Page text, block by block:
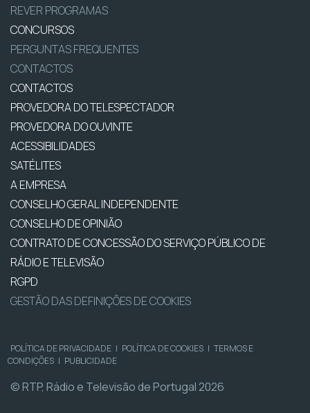
REVER PROGRAMAS
CONCURSOS
PERGUNTAS FREQUENTES
CONTACTOS
CONTACTOS
PROVEDORA DO TELESPECTADOR
PROVEDORA DO OUVINTE
ACESSIBILIDADES
SATÉLITES
A EMPRESA
CONSELHO GERAL INDEPENDENTE
CONSELHO DE OPINIÃO
CONTRATO DE CONCESSÃO DO SERVIÇO PÚBLICO DE
RÁDIO E TELEVISÃO
RGPD
GESTÃO DAS DEFINIÇÕES DE COOKIES
POLÍTICA DE PRIVACIDADE | POLÍTICA DE COOKIES | TERMOS E
CONDIÇÕES | PUBLICIDADE
© RTP, Rádio e Televisão de Portugal 2026